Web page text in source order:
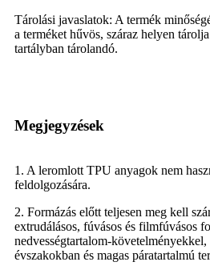
Tárolási javaslatok: A termék
a terméket hűvös, száraz helyen
tartályban tárolandó.
Megjegyzések
1. A leromlott TPU anyagok nem
feldolgozására.
2. Formázás előtt teljesen meg kell
extrudálásos, fúvásos és filmfúvásos
nedvességtartalom-
évszakokban és magas páratartalmú